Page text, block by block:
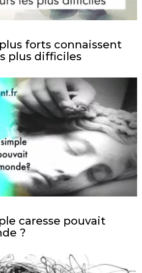
forts connaissent
plus difficiles
caresse pouvait
?